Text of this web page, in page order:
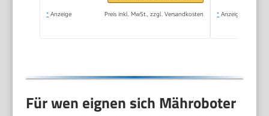
* Anzeige Preis inkl. MwSt., zzgl. Versandkosten * Anzeige
Für wen eignen sich Mähroboter